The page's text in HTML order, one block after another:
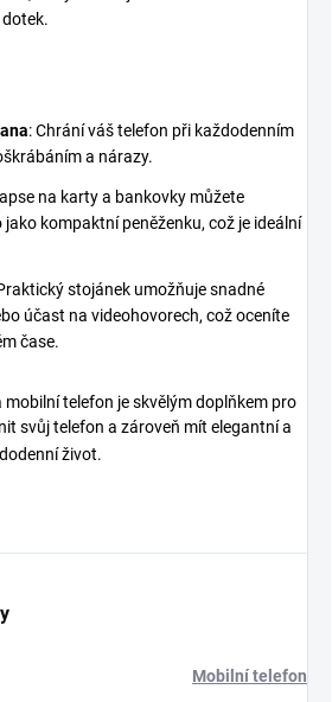
: Chrání váš telefon při každodenním
a nárazy.
na karty a bankovky můžete
kompaktní peněženku, což je ideální
stojánek umožňuje snadné
účast na videohovorech, což oceníte
čase.
telefon je skvělým doplňkem pro
svůj telefon a zároveň mít elegantní a
život.
Mobilní telefon